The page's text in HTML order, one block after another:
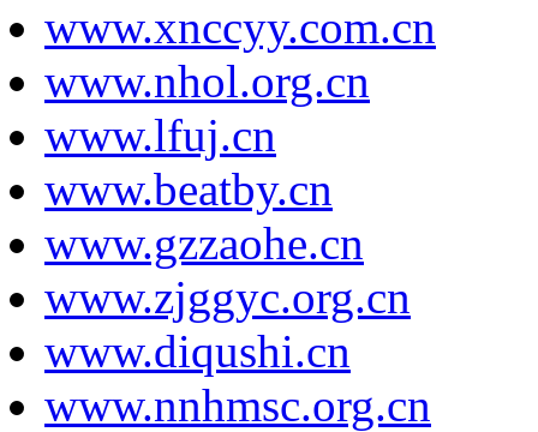
www.xnccyy.com.cn
www.nhol.org.cn
www.lfuj.cn
www.beatby.cn
www.gzzaohe.cn
www.zjggyc.org.cn
www.diqushi.cn
www.nnhmsc.org.cn